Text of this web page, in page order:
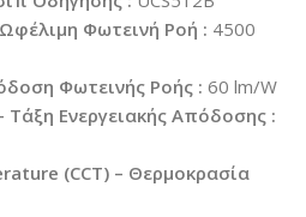
Φωτεινή Ροή : 4500
Φωτεινής Ροής : 60 lm/W
Τάξη Ενεργειακής Απόδοσης :
(CCT) – Θερμοκρασία